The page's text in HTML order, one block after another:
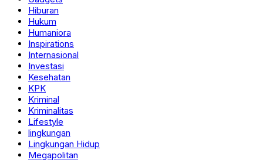
Hiburan
Hukum
Humaniora
Inspirations
Internasional
Investasi
Kesehatan
KPK
Kriminal
Kriminalitas
Lifestyle
lingkungan
Lingkungan Hidup
Megapolitan